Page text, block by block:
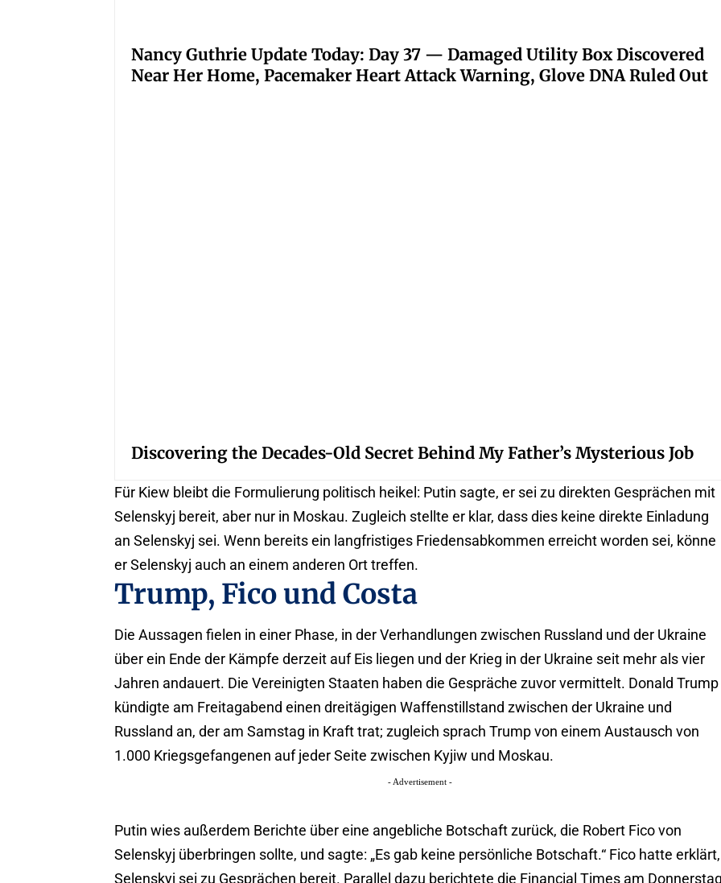
Nancy Guthrie Update Today: Day 37 — Damaged Utility Box Discovered
Near Her Home, Pacemaker Heart Attack Warning, Glove DNA Ruled Out
Discovering the Decades-Old Secret Behind My Father’s Mysterious Job
Für Kiew bleibt die Formulierung politisch heikel: Putin sagte, er sei zu direkten Gesprächen mit
Selenskyj bereit, aber nur in Moskau. Zugleich stellte er klar, dass dies keine direkte Einladung
an Selenskyj sei. Wenn bereits ein langfristiges Friedensabkommen erreicht worden sei, könne
er Selenskyj auch an einem anderen Ort treffen.
Trump, Fico und Costa
Die Aussagen fielen in einer Phase, in der Verhandlungen zwischen Russland und der Ukraine
über ein Ende der Kämpfe derzeit auf Eis liegen und der Krieg in der Ukraine seit mehr als vier
Jahren andauert. Die Vereinigten Staaten haben die Gespräche zuvor vermittelt. Donald Trump
kündigte am Freitagabend einen dreitägigen Waffenstillstand zwischen der Ukraine und
Russland an, der am Samstag in Kraft trat; zugleich sprach Trump von einem Austausch von
1.000 Kriegsgefangenen auf jeder Seite zwischen Kyjiw und Moskau.
- Advertisement -
Putin wies außerdem Berichte über eine angebliche Botschaft zurück, die Robert Fico von
Selenskyj überbringen sollte, und sagte: „Es gab keine persönliche Botschaft.“ Fico hatte erklärt,
Selenskyj sei zu Gesprächen bereit. Parallel dazu berichtete die Financial Times am